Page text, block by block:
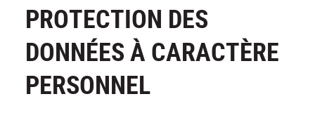
PROTECTION DES
DONNÉES À CARACTÈRE
PERSONNEL